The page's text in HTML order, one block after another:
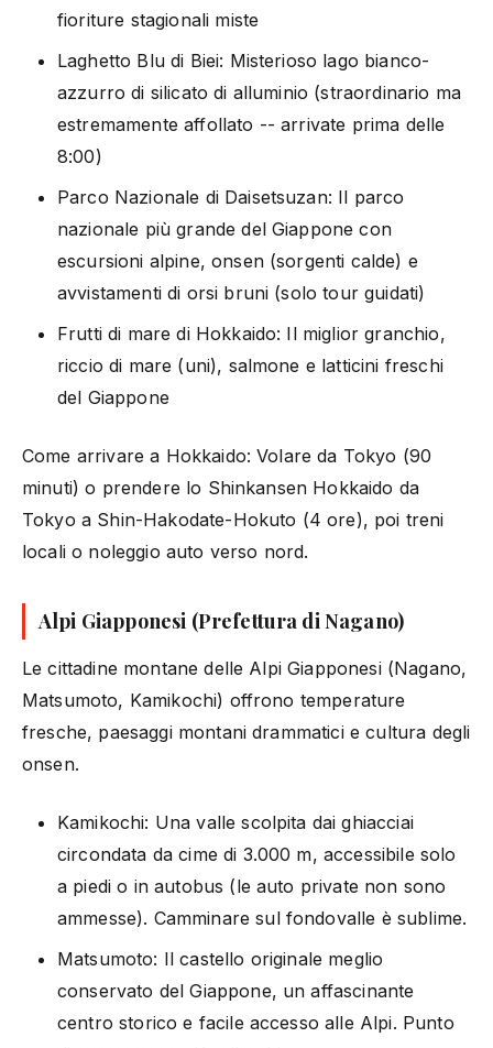
fioriture stagionali miste
Laghetto Blu di Biei: Misterioso lago bianco-
azzurro di silicato di alluminio (straordinario ma
estremamente affollato -- arrivate prima delle
8:00)
Parco Nazionale di Daisetsuzan: Il parco
nazionale più grande del Giappone con
escursioni alpine, onsen (sorgenti calde) e
avvistamenti di orsi bruni (solo tour guidati)
Frutti di mare di Hokkaido: Il miglior granchio,
riccio di mare (uni), salmone e latticini freschi
del Giappone
Come arrivare a Hokkaido: Volare da Tokyo (90
minuti) o prendere lo Shinkansen Hokkaido da
Tokyo a Shin-Hakodate-Hokuto (4 ore), poi treni
locali o noleggio auto verso nord.
Alpi Giapponesi (Prefettura di Nagano)
Le cittadine montane delle Alpi Giapponesi (Nagano,
Matsumoto, Kamikochi) offrono temperature
fresche, paesaggi montani drammatici e cultura degli
onsen.
Kamikochi: Una valle scolpita dai ghiacciai
circondata da cime di 3.000 m, accessibile solo
a piedi o in autobus (le auto private non sono
ammesse). Camminare sul fondovalle è sublime.
Matsumoto: Il castello originale meglio
conservato del Giappone, un affascinante
centro storico e facile accesso alle Alpi. Punto